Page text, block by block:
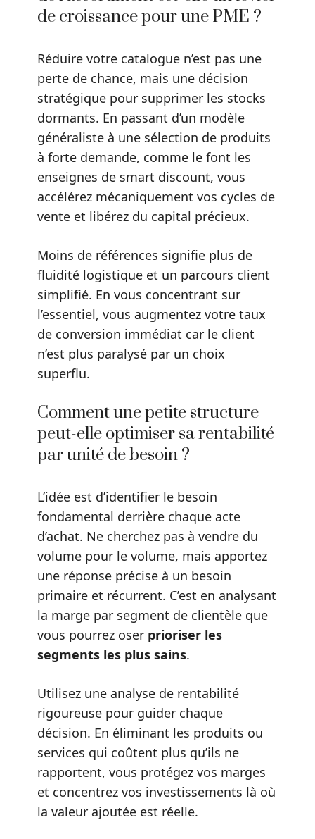
de croissance pour une PME ?
Réduire votre catalogue n’est pas une
perte de chance, mais une décision
stratégique pour supprimer les stocks
dormants. En passant d’un modèle
généraliste à une sélection de produits
à forte demande, comme le font les
enseignes de smart discount, vous
accélérez mécaniquement vos cycles de
vente et libérez du capital précieux.
Moins de références signifie plus de
fluidité logistique et un parcours client
simplifié. En vous concentrant sur
l’essentiel, vous augmentez votre taux
de conversion immédiat car le client
n’est plus paralysé par un choix
superflu.
Comment une petite structure
peut-elle optimiser sa rentabilité
par unité de besoin ?
L’idée est d’identifier le besoin
fondamental derrière chaque acte
d’achat. Ne cherchez pas à vendre du
volume pour le volume, mais apportez
une réponse précise à un besoin
primaire et récurrent. C’est en analysant
la marge par segment de clientèle que
vous pourrez oser prioriser les
segments les plus sains.
Utilisez une analyse de rentabilité
rigoureuse pour guider chaque
décision. En éliminant les produits ou
services qui coûtent plus qu’ils ne
rapportent, vous protégez vos marges
et concentrez vos investissements là où
la valeur ajoutée est réelle.